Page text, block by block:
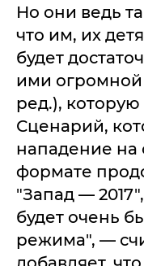
Но они ведь
что им, их
будет
ими
ред.),
Сценарий,
нападение на
формате
"Запад —
будет очень
режима", —